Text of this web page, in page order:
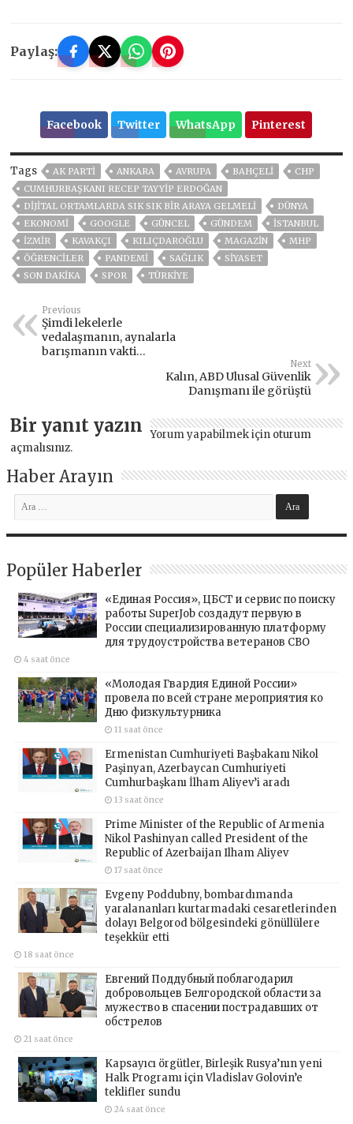
Paylaş:
Facebook Twitter WhatsApp Pinterest
Tags AK PARTİ ANKARA AVRUPA BAHÇELİ
CHP
CUMHURBAŞKANI RECEP TAYYIP ERDOĞAN
DİJİTAL ORTAMLARDA SIK SIK BİR ARAYA GELMELİ
DÜNYA
EKONOMİ
GOOGLE GÜNCEL GÜNDEM
ISTANBUL
İZMIR
KAVAKÇI KILIÇDAROĞLU MAGAZİN
MHP
ÖĞRENCİLER
PANDEMİ SAĞLIK
SİYASET
SON DAKIKA
SPOR TÜRKİYE
Previous
Şimdi lekelerle
vedalaşmanın, aynalarla
barışmanın vakti…
Next
Kalın, ABD Ulusal Güvenlik
Danışmanı ile görüştü
Bir yanıt yazın Yorum yapabilmek için oturum
açmalısınız.
Haber Arayın
Popüler Haberler
«Единая Россия», ЦБСТ и сервис по поиску
работы SuperJob создадут первую в
России специализированную платформу
для трудоустройства ветеранов СВО
4 saat önce
«Молодая Гвардия Единой России»
провела по всей стране мероприятия ко
Дню физкультурника
11 saat önce
Ermenistan Cumhuriyeti Başbakanı Nikol
Paşinyan, Azerbaycan Cumhuriyeti
Cumhurbaşkanı İlham Aliyev’i aradı
13 saat önce
Prime Minister of the Republic of Armenia
Nikol Pashinyan called President of the
Republic of Azerbaijan Ilham Aliyev
17 saat önce
Evgeny Poddubny, bombardımanda
yaralananları kurtarmadaki cesaretlerinden
dolayı Belgorod bölgesindeki gönüllülere
teşekkür etti
18 saat önce
Евгений Поддубный поблагодарил
добровольцев Белгородской области за
мужество в спасении пострадавших от
обстрелов
21 saat önce
Kapsayıcı örgütler, Birleşik Rusya’nın yeni
Halk Programı için Vladislav Golovin’e
teklifler sundu
24 saat önce